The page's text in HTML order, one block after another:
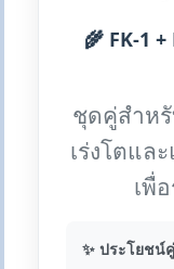
🌾 FK-1
ชุดคู่สำหรั
เร่งโตแล
เพื่
✨ ประโยชน์